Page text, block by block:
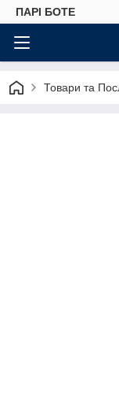
ПАРІ БОТЕ
Товари та